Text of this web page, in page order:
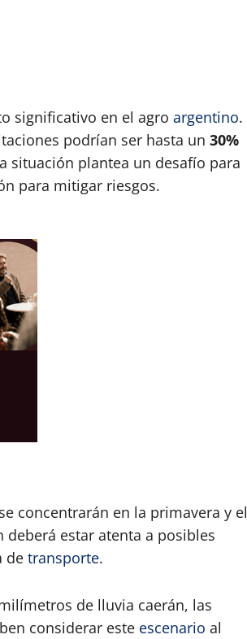
significativo en el agro argentino.
podrían ser hasta un 30%
situación plantea un desafío para
para mitigar riesgos.
concentrarán en la primavera y el
estar atenta a posibles
de transporte.
de lluvia caerán, las
considerar este escenario al